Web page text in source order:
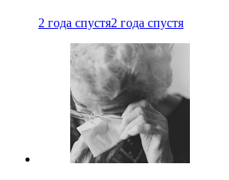
2 года спустя2 года спустя